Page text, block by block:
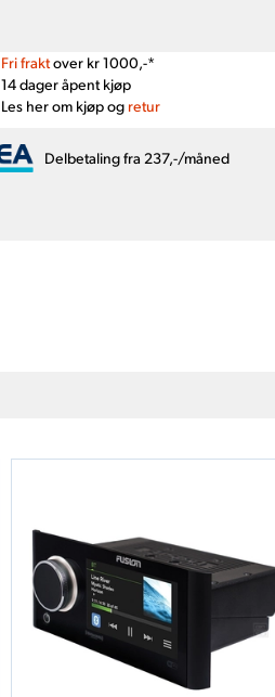
Fri fraktover kr 1000,-*
14 dager åpent kjøp
Les her om kjøp og retur
Delbetaling fra 237,-/måned